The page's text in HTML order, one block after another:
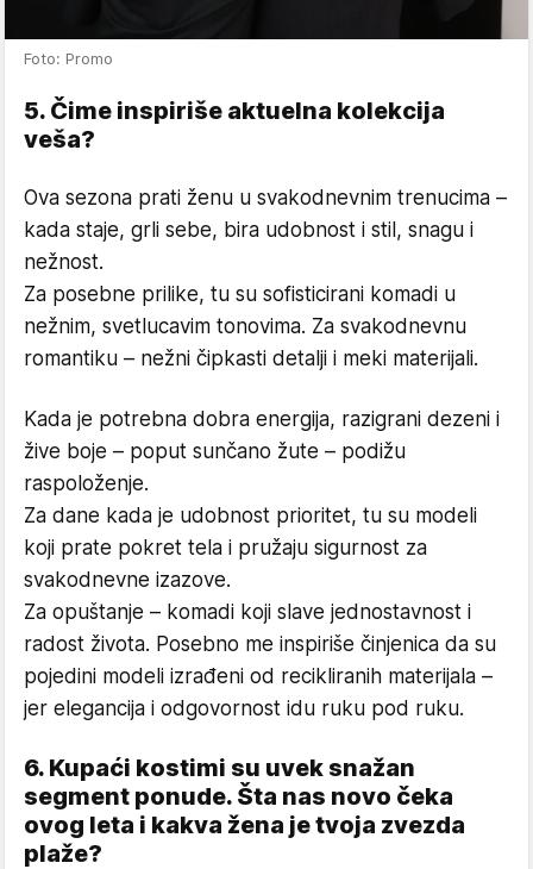
Foto: Promo
5. Čime inspiriše aktuelna kolekcija
veša?
Ova sezona prati ženu u svakodnevnim trenucima –
kada staje, grli sebe, bira udobnost i stil, snagu i
nežnost.
Za posebne prilike, tu su sofisticirani komadi u
nežnim, svetlucavim tonovima. Za svakodnevnu
romantiku – nežni čipkasti detalji i meki materijali.
Kada je potrebna dobra energija, razigrani dezeni i
žive boje – poput sunčano žute – podižu
raspoloženje.
Za dane kada je udobnost prioritet, tu su modeli
koji prate pokret tela i pružaju sigurnost za
svakodnevne izazove.
Za opuštanje – komadi koji slave jednostavnost i
radost života. Posebno me inspiriše činjenica da su
pojedini modeli izrađeni od recikliranih materijala –
jer elegancija i odgovornost idu ruku pod ruku.
6. Kupaći kostimi su uvek snažan
segment ponude. Šta nas novo čeka
ovog leta i kakva žena je tvoja zvezda
plaže?